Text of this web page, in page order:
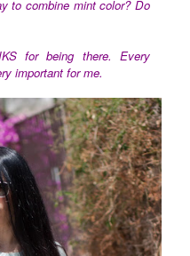
to combine mint color? Do
for being there. Every
important for me.